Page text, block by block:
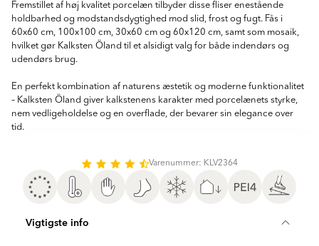
Fliseliste
Beregn og køb
fr.38 DKK
Fremstillet af høj kvalitet porcelæn tilbyder disse fliser enestående
holdbarhed og modstandsdygtighed mod slid, frost og fugt. Fås i
60x60 cm, 100x100 cm, 30x60 cm og 60x120 cm, samt som mosaik,
hvilket gør Kalksten Öland til et alsidigt valg for både indendørs og
udendørs brug.
En perfekt kombination af naturens æstetik og moderne funktionalitet
– Kalksten Öland giver kalkstenens karakter med porcelænets styrke,
nem vedligeholdelse og en overflade, der bevarer sin elegance over
tid.
Varenummer: KLV2364
Vigtigste info